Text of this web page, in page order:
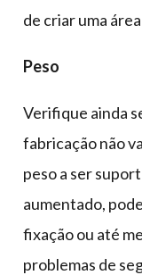
de criar uma
Peso
Verifique ainda
fabricação não
peso a ser
aumentado,
fixação ou até
problemas de